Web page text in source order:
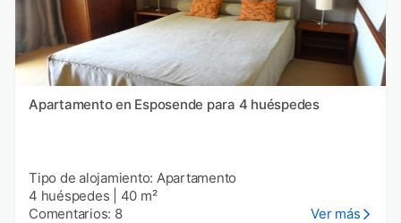
Apartamento en Esposende para 4 huéspedes
Tipo de alojamiento: Apartamento
4 huéspedes
40 m²
Comentarios: 8
Ver más